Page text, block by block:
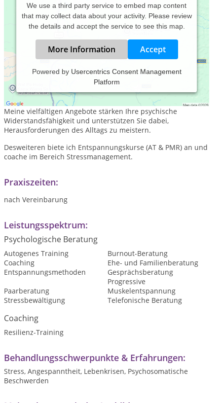
We use a third party service to embed map content
that may collect data about your activity. Please review
the details and accept the service to see this map.
More Information Accept
Powered by Usercentrics Consent Management
Platform
Mein Name ist Sarah Cevallos Erazo.
psychologische Beraterin und Entspannungscoach.
Meine vielfältigen Angebote stärken Ihre psychische
Widerstandsfähigkeit und unterstützen Sie dabei,
Herausforderungen des Alltags zu meistern.
Desweiteren biete ich Entspannungskurse (AT & PMR) an und
coache im Bereich Stressmanagement.
Praxiszeiten:
nach Vereinbarung
Leistungsspektrum:
Psychologische Beratung
Autogenes Training
Burnout-Beratung
Coaching
Ehe- und Familienberatung
Entspannungsmethoden
Gesprächsberatung
Paarberatung
Progressive
Muskelentspannung
Stressbewältigung
Telefonische Beratung
Coaching
Resilienz-Training
Behandlungsschwerpunkte & Erfahrungen:
Stress, Angespanntheit, Lebenkrisen, Psychosomatische
Beschwerden